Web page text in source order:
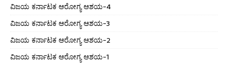
ವಿಜಯ ಕರ್ನಾಟಕ ಆರೋಗ್ಯ ಆಶಯ-4
ವಿಜಯ ಕರ್ನಾಟಕ ಆರೋಗ್ಯ ಆಶಯ-3
ವಿಜಯ ಕರ್ನಾಟಕ ಆರೋಗ್ಯ ಆಶಯ-2
ವಿಜಯ ಕರ್ನಾಟಕ ಆರೋಗ್ಯ ಆಶಯ-1